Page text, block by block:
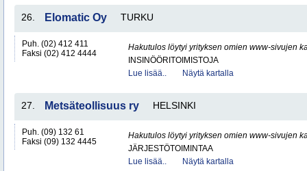
26. Elomatic Oy TURKU
Puh. (02) 412 411
Faksi (02) 412 4444
Hakutulos löytyi yrityksen omien www-sivujen
INSINÖÖRITOIMISTOJA
Lue lisää..
Näytä kartalla
27. Metsäteollisuus ry HELSINKI
Puh. (09) 132 61
Faksi (09) 132 4445
Hakutulos löytyi yrityksen omien www-sivujen
JÄRJESTÖTOIMINTAA
Lue lisää..
Näytä kartalla